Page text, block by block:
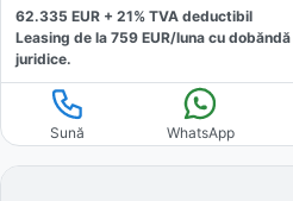
62.335 EUR + 21% TVA deductibil
Leasing de la 759 EUR/luna cu dobăndă
juridice.
Sună WhatsApp